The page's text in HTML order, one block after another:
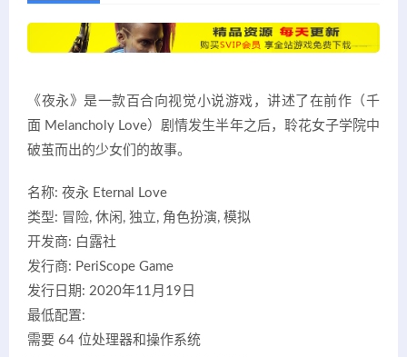
《夜永》是一款百合向视觉小说游戏，讲述了在前作（千
面 Melancholy Love）剧情发生半年之后，聆花女子学院中
破茧而出的少女们的故事。
名称: 夜永 Eternal Love
类型: 冒险, 休闲, 独立, 角色扮演, 模拟
开发商: 白露社
发行商: PeriScope Game
发行日期: 2020年11月19日
最低配置:
需要 64 位处理器和操作系统